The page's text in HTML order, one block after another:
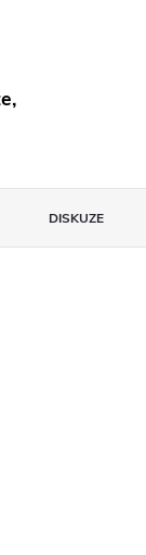
DISKUZE